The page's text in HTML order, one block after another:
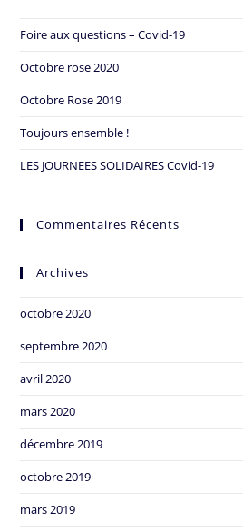
Foire aux questions – Covid-19
Octobre rose 2020
Octobre Rose 2019
Toujours ensemble !
LES JOURNEES SOLIDAIRES Covid-19
Commentaires Récents
Archives
octobre 2020
septembre 2020
avril 2020
mars 2020
décembre 2019
octobre 2019
mars 2019